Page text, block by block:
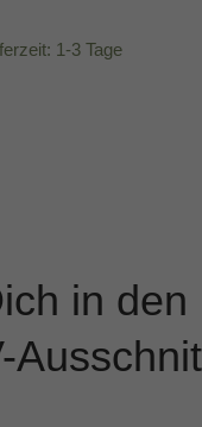
1-3 Tage
in